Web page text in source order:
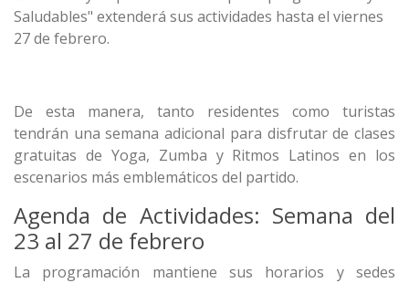
Saludables" extenderá sus actividades hasta el viernes
27 de febrero.
De esta manera, tanto residentes como turistas
tendrán una semana adicional para disfrutar de clases
gratuitas de Yoga, Zumba y Ritmos Latinos en los
escenarios más emblemáticos del partido.
Agenda de Actividades: Semana del
23 al 27 de febrero
La programación mantiene sus horarios y sedes